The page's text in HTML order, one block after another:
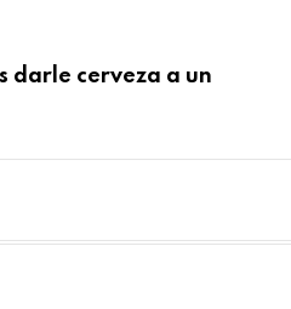
darle cerveza a un